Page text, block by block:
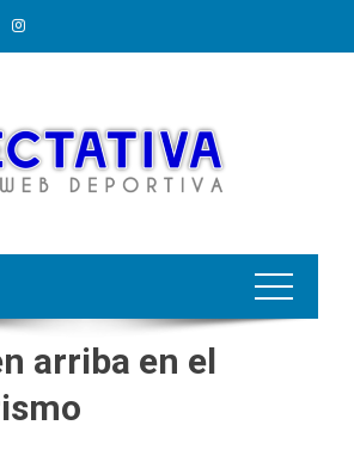
arriba en el